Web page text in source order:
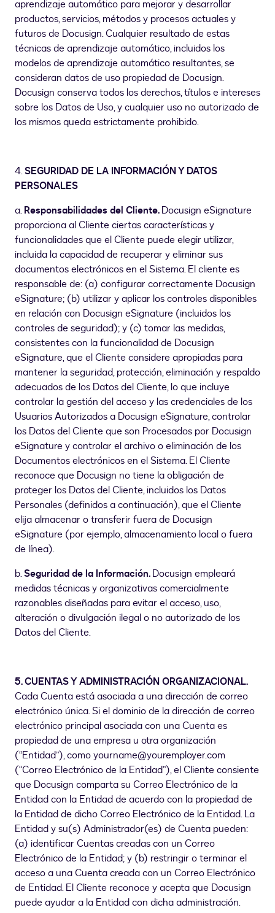
aprendizaje automático para mejorar y desarrollar
productos, servicios, métodos y procesos actuales y
futuros de Docusign. Cualquier resultado de estas
técnicas de aprendizaje automático, incluidos los
modelos de aprendizaje automático resultantes, se
consideran datos de uso propiedad de Docusign.
Docusign conserva todos los derechos, títulos e intereses
sobre los Datos de Uso, y cualquier uso no autorizado de
los mismos queda estrictamente prohibido.
4.SEGURIDAD DE LA INFORMACIÓN Y DATOS
PERSONALES
a.Responsabilidades del Cliente.Docusign eSignature
proporciona al Cliente ciertas características y
funcionalidades que el Cliente puede elegir utilizar,
incluida la capacidad de recuperar y eliminar sus
documentos electrónicos en el Sistema. El cliente es
responsable de: (a) configurar correctamente Docusign
eSignature; (b) utilizar y aplicar los controles disponibles
en relación con Docusign eSignature (incluidos los
controles de seguridad); y (c) tomar las medidas,
consistentes con la funcionalidad de Docusign
eSignature, que el Cliente considere apropiadas para
mantener la seguridad, protección, eliminación y respaldo
adecuados de los Datos del Cliente, lo que incluye
controlar la gestión del acceso y las credenciales de los
Usuarios Autorizados a Docusign eSignature, controlar
los Datos del Cliente que son Procesados por Docusign
eSignature y controlar el archivo o eliminación de los
Documentos electrónicos en el Sistema. El Cliente
reconoce que Docusign no tiene la obligación de
proteger los Datos del Cliente, incluidos los Datos
Personales (definidos a continuación), que el Cliente
elija almacenar o transferir fuera de Docusign
eSignature (por ejemplo, almacenamiento local o fuera
de línea).
b.Seguridad de la Información.Docusign empleará
medidas técnicas y organizativas comercialmente
razonables diseñadas para evitar el acceso, uso,
alteración o divulgación ilegal o no autorizado de los
Datos del Cliente.
5. CUENTAS Y ADMINISTRACIÓN ORGANIZACIONAL.
Cada Cuenta está asociada a una dirección de correo
electrónico única. Si el dominio de la dirección de correo
electrónico principal asociada con una Cuenta es
propiedad de una empresa u otra organización
(“Entidad”), como yourname@youremployer.com
(“Correo Electrónico de la Entidad”), el Cliente consiente
que Docusign comparta su Correo Electrónico de la
Entidad con la Entidad de acuerdo con la propiedad de
la Entidad de dicho Correo Electrónico de la Entidad. La
Entidad y su(s) Administrador(es) de Cuenta pueden:
(a) identificar Cuentas creadas con un Correo
Electrónico de la Entidad; y (b) restringir o terminar el
acceso a una Cuenta creada con un Correo Electrónico
de Entidad. El Cliente reconoce y acepta que Docusign
puede ayudar a la Entidad con dicha administración.